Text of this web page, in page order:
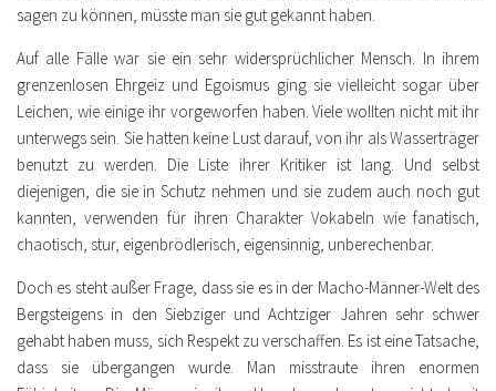
sagen zu können, müsste man sie gut gekannt haben.
Auf alle Fälle war sie ein sehr widersprüchlicher Mensch. In ihrem
grenzenlosen Ehrgeiz und Egoismus ging sie vielleicht sogar über
Leichen, wie einige ihr vorgeworfen haben. Viele wollten nicht mit ihr
unterwegs sein. Sie hatten keine Lust darauf, von ihr als Wasserträger
benutzt zu werden. Die Liste ihrer Kritiker ist lang. Und selbst
diejenigen, die sie in Schutz nehmen und sie zudem auch noch gut
kannten, verwenden für ihren Charakter Vokabeln wie fanatisch,
chaotisch, stur, eigenbrödlerisch, eigensinnig, unberechenbar.
Doch es steht außer Frage, dass sie es in der Macho-Männer-Welt des
Bergsteigens in den Siebziger und Achtziger Jahren sehr schwer
gehabt haben muss, sich Respekt zu verschaffen. Es ist eine Tatsache,
dass sie übergangen wurde. Man misstraute ihren enormen